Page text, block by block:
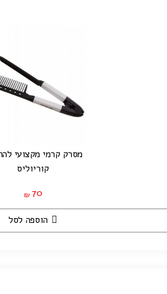
מסרק קרמי מקצועי
קוריוליס
₪ 70
הוספה לסל